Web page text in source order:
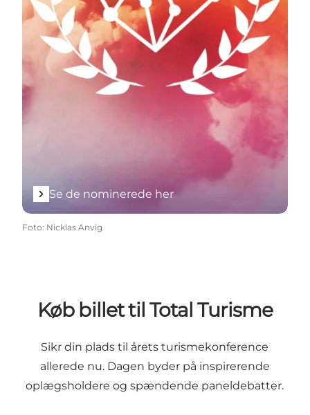
Se de nominerede her
Foto: Nicklas Anvig
Køb billet til Total Turisme
Sikr din plads til årets turismekonference
allerede nu. Dagen byder på inspirerende
oplægsholdere og spændende paneldebatter.